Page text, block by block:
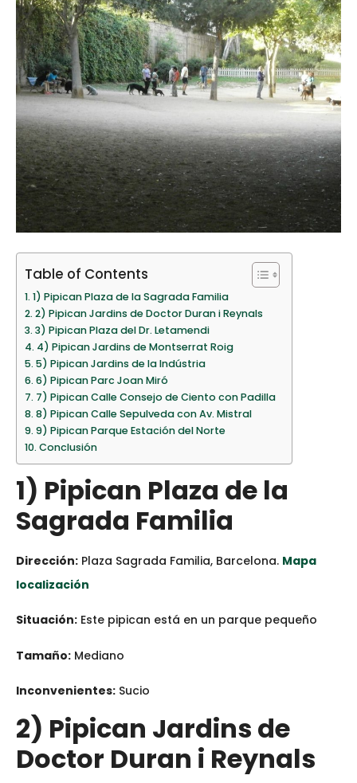
Table of Contents
1) Pipican Plaza de la Sagrada Familia
2) Pipican Jardins de Doctor Duran i Reynals
3) Pipican Plaza del Dr. Letamendi
4) Pipican Jardins de Montserrat Roig
5) Pipican Jardins de la Indústria
6) Pipican Parc Joan Miró
7) Pipican Calle Consejo de Ciento con Padilla
8) Pipican Calle Sepulveda con Av. Mistral
9) Pipican Parque Estación del Norte
Conclusión
1) Pipican Plaza de la
Sagrada Familia
Dirección: Plaza Sagrada Familia, Barcelona. Mapa
localización
Situación: Este pipican está en un parque pequeño
Tamaño: Mediano
Inconvenientes: Sucio
2) Pipican Jardins de
Doctor Duran i Reynals